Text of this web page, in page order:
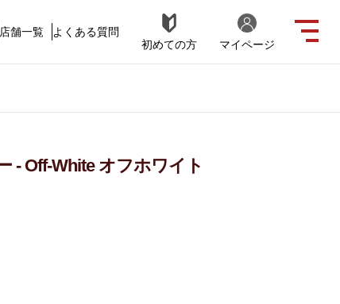
店舗一覧
よくある質問
初めての方
マイページ
- Off-White オフホワイト